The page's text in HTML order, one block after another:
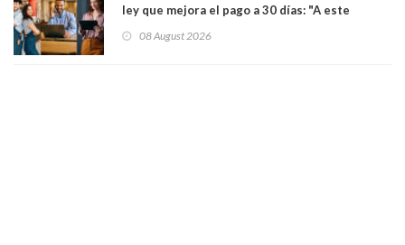
ley que mejora el pago a 30 días: "A este
medianas empresas"
08 August 2026